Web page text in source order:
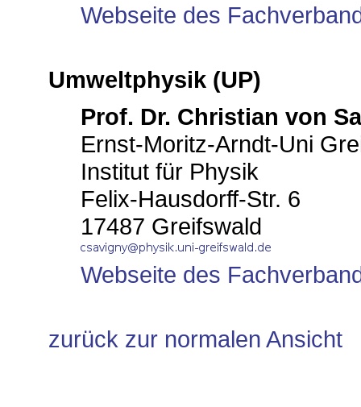
Webseite des
Umweltphysik (UP)
Prof. Dr. Christian von
Ernst-Moritz-Arndt-Uni
Institut für Physik
Felix-Hausdorff-Str. 6
17487 Greifswald
Webseite des
zurück zur normalen Ansicht